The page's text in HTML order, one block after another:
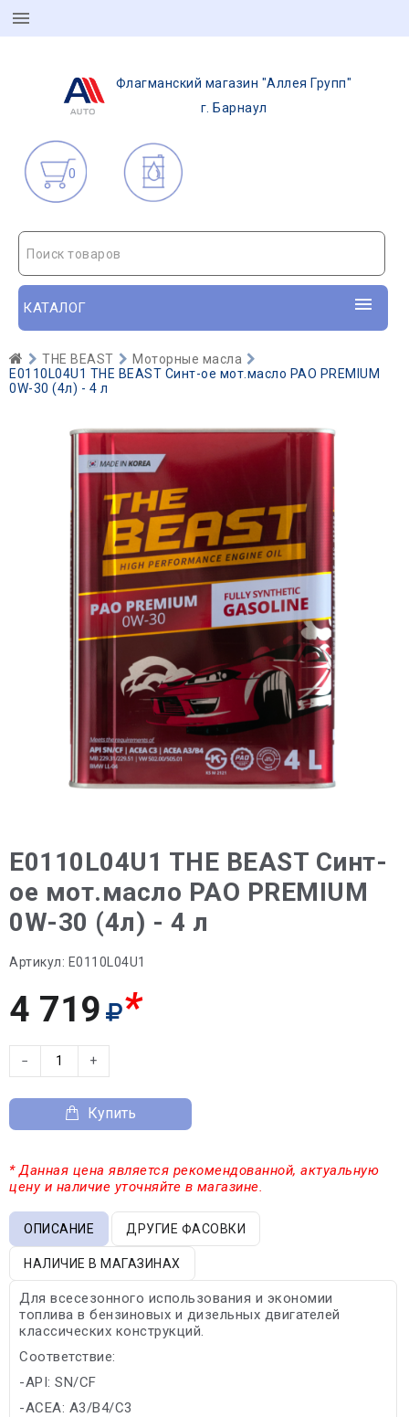
Флагманский магазин "Аллея Групп"
г. Барнаул
0
Поиск товаров
КАТАЛОГ
THE BEAST
Моторные масла
E0110L04U1 THE BEAST Синт-ое мот.масло PAO PREMIUM
0W-30 (4л) - 4 л
E0110L04U1 THE BEAST Синт-
ое мот.масло PAO PREMIUM
0W-30 (4л) - 4 л
Артикул: E0110L04U1
4 719 *
− +
Купить
* Данная цена является рекомендованной, актуальную
цену и наличие уточняйте в магазине.
ОПИСАНИЕ ДРУГИЕ ФАСОВКИ
НАЛИЧИЕ В МАГАЗИНАХ
Для всесезонного использования и экономии
топлива в бензиновых и дизельных двигателей
классических конструкций.
Соответствие:
-API: SN/CF
-ACEA: A3/B4/C3